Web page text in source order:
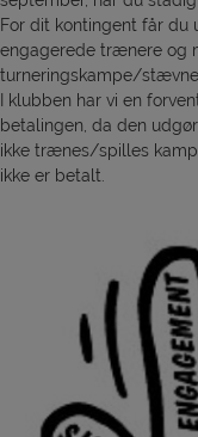
For dit kontingent får
engagerede trænere og
turneringskampe/
I klubben har vi en
betalingen, da den
ikke trænes/spilles
ikke er betalt.